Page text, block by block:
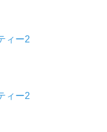
ィー2
ィー2